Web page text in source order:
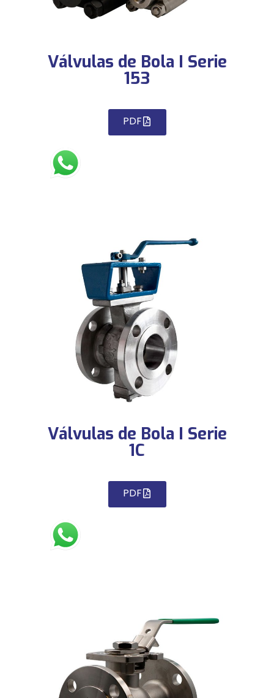
Válvulas de Bola I Serie
153
PDF
Válvulas de Bola I Serie
1C
PDF